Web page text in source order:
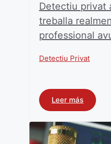
Detectiu privat
treballa
professional
Detectiu Privat
Leer más